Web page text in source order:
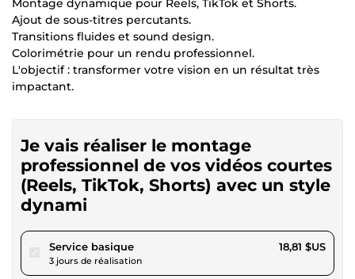
Montage dynamique pour Reels, TikTok et Shorts.
Ajout de sous-titres percutants.
Transitions fluides et sound design.
Colorimétrie pour un rendu professionnel.
L'objectif : transformer votre vision en un résultat très
impactant.
Je vais réaliser le montage
professionnel de vos vidéos courtes
(Reels, TikTok, Shorts) avec un style
dynami
Service basiquepour 17,33 $US
3 jours de réalisation
18,81 $US